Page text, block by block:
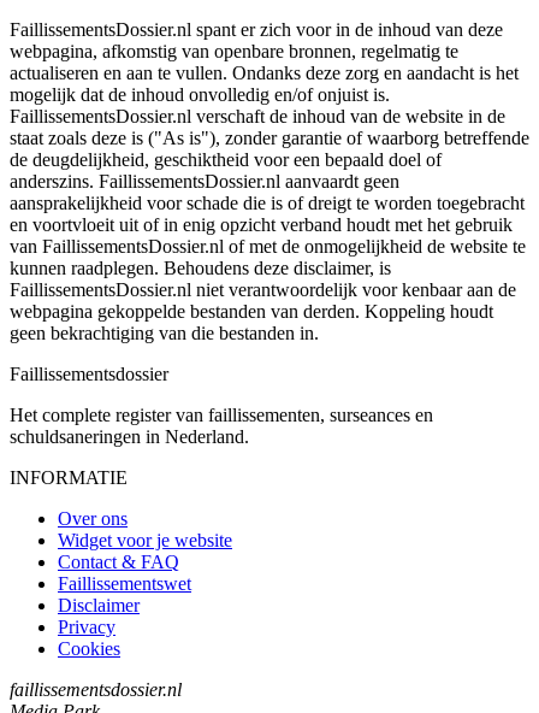
FaillissementsDossier.nl spant er zich voor in de inhoud van deze
webpagina, afkomstig van openbare bronnen, regelmatig te
actualiseren en aan te vullen. Ondanks deze zorg en aandacht is het
mogelijk dat de inhoud onvolledig en/of onjuist is.
FaillissementsDossier.nl verschaft de inhoud van de website in de
staat zoals deze is ("As is"), zonder garantie of waarborg betreffende
de deugdelijkheid, geschiktheid voor een bepaald doel of
anderszins. FaillissementsDossier.nl aanvaardt geen
aansprakelijkheid voor schade die is of dreigt te worden toegebracht
en voortvloeit uit of in enig opzicht verband houdt met het gebruik
van FaillissementsDossier.nl of met de onmogelijkheid de website te
kunnen raadplegen. Behoudens deze disclaimer, is
FaillissementsDossier.nl niet verantwoordelijk voor kenbaar aan de
webpagina gekoppelde bestanden van derden. Koppeling houdt
geen bekrachtiging van die bestanden in.
Faillissementsdossier
Het complete register van faillissementen, surseances en
schuldsaneringen in Nederland.
INFORMATIE
Over ons
Widget voor je website
Contact & FAQ
Faillissementswet
Disclaimer
Privacy
Cookies
faillissementsdossier.nl